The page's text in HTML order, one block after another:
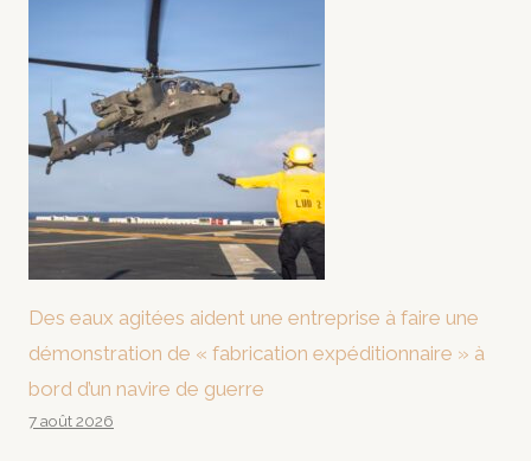
Des eaux agitées aident une entreprise à faire une
démonstration de « fabrication expéditionnaire » à
bord d’un navire de guerre
7 août 2026